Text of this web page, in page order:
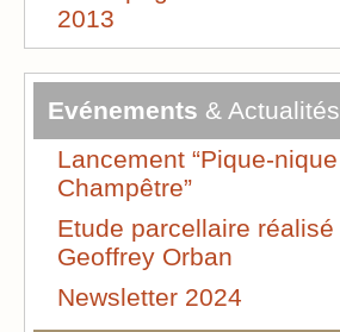
2013
Evénements & Actualités
Lancement “Pique-nique
Champêtre”
Etude parcellaire réalisé
Geoffrey Orban
Newsletter 2024